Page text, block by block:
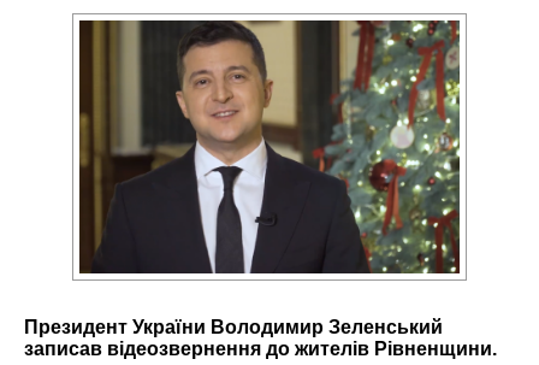
Президент України Володимир Зеленський
записав відеозвернення до жителів Рівненщини.